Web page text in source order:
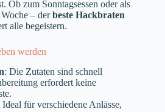
Ob zum Sonntagsessen oder als
– derbeste Hackbraten
alle begeistern.
werden
: Die Zutaten sind schnell
erfordert keine
Ideal für verschiedene Anlässe,